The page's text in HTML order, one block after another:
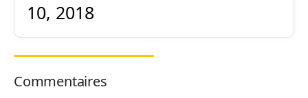
10, 2018
Commentaires